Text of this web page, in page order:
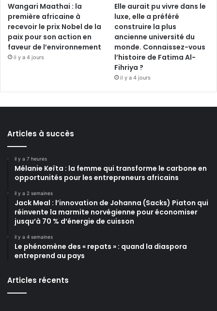
Wangari Maathai : la
première africaine à
recevoir le prix Nobel de la
paix pour son action en
faveur de l’environnement
il y a 4 jours
Elle aurait pu vivre dans le
luxe, elle a préféré
construire la plus
ancienne université du
monde. Connaissez-vous
l’histoire de Fatima Al-
Fihriya ?
il y a 4 jours
Articles à succès
il y a 7 heures
Mélanie Keïta : la femme qui transforme le carbone en
opportunités pour les entrepreneurs africains
il y a 2 semaines
Jack Meal : l’innovation de Johanna (Sacks) Piaton qui
réinvente la marmite norvégienne pour économiser
jusqu’à 70 % d’énergie de cuisson
il y a 4 semaines
Le phénomène des « repats » : quand la diaspora
entreprend au pays
Articles récents